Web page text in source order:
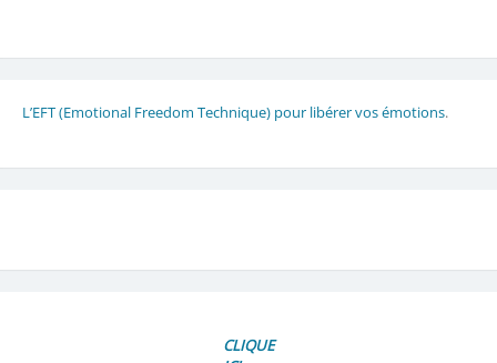
L’EFT (Emotional Freedom Technique) pour libérer vos émotions.
CLIQUE